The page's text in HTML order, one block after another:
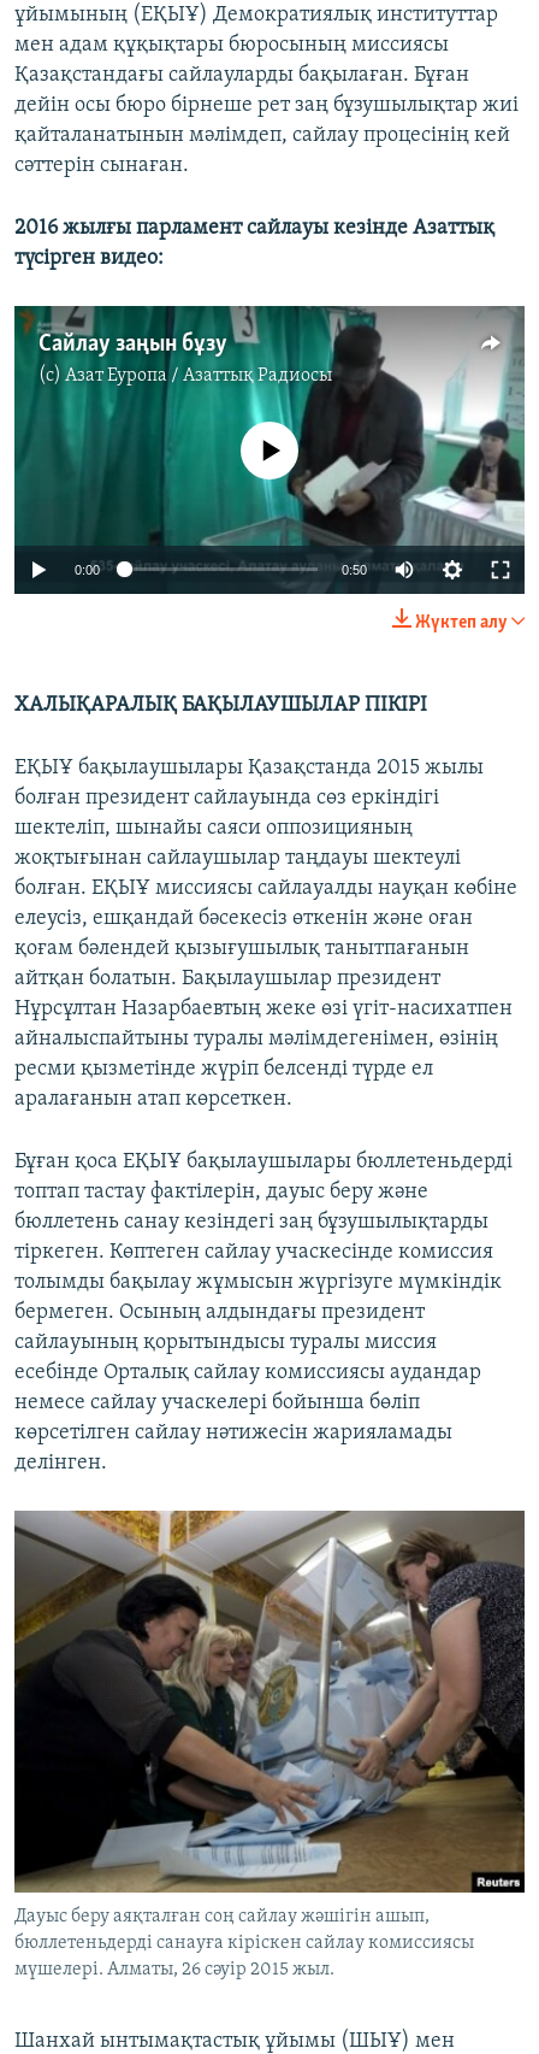
ұйымының (ЕҚЫҰ) Демократиялық институттар
мен адам құқықтары бюросының миссиясы
Қазақстандағы сайлауларды бақылаған. Бұған
дейін осы бюро бірнеше рет заң бұзушылықтар жиі
қайталанатынын мәлімдеп, сайлау процесінің кей
сәттерін сынаған.
2016 жылғы парламент сайлауы кезінде Азаттық
түсірген видео:
Сайлау заңын бұзу
(c) Азат Еуропа / Азаттық Радиосы
No media source currently available
0:00 0:50
Жүктеп алу
ХАЛЫҚАРАЛЫҚ БАҚЫЛАУШЫЛАР ПІКІРІ
ЕҚЫҰ бақылаушылары Қазақстанда 2015 жылы
болған президент сайлауында сөз еркіндігі
шектеліп, шынайы саяси оппозицияның
жоқтығынан сайлаушылар таңдауы шектеулі
болған. ЕҚЫҰ миссиясы сайлауалды науқан көбіне
елеусіз, ешқандай бәсекесіз өткенін және оған
қоғам бәлендей қызығушылық танытпағанын
айтқан болатын. Бақылаушылар президент
Нұрсұлтан Назарбаевтың жеке өзі үгіт-насихатпен
айналыспайтыны туралы мәлімдегенімен, өзінің
ресми қызметінде жүріп белсенді түрде ел
аралағанын атап көрсеткен.
Бұған қоса ЕҚЫҰ бақылаушылары бюллетеньдерді
топтап тастау фактілерін, дауыс беру және
бюллетень санау кезіндегі заң бұзушылықтарды
тіркеген. Көптеген сайлау учаскесінде комиссия
толымды бақылау жұмысын жүргізуге мүмкіндік
бермеген. Осының алдындағы президент
сайлауының қорытындысы туралы миссия
есебінде Орталық сайлау комиссиясы аудандар
немесе сайлау учаскелері бойынша бөліп
көрсетілген сайлау нәтижесін жарияламады
делінген.
Дауыс беру аяқталған соң сайлау жәшігін ашып,
бюллетеньдерді санауға кіріскен сайлау комиссиясы
мүшелері. Алматы, 26 сәуір 2015 жыл.
Шанхай ынтымақтастық ұйымы (ШЫҰ) мен